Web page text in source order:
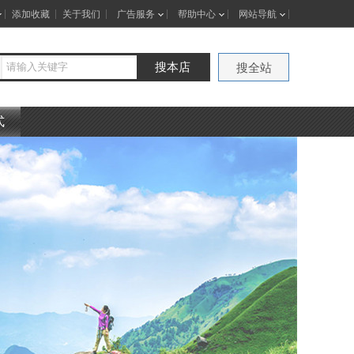
添加收藏 关于我们 广告服务 帮助中心 网站导航
搜本店 搜全站